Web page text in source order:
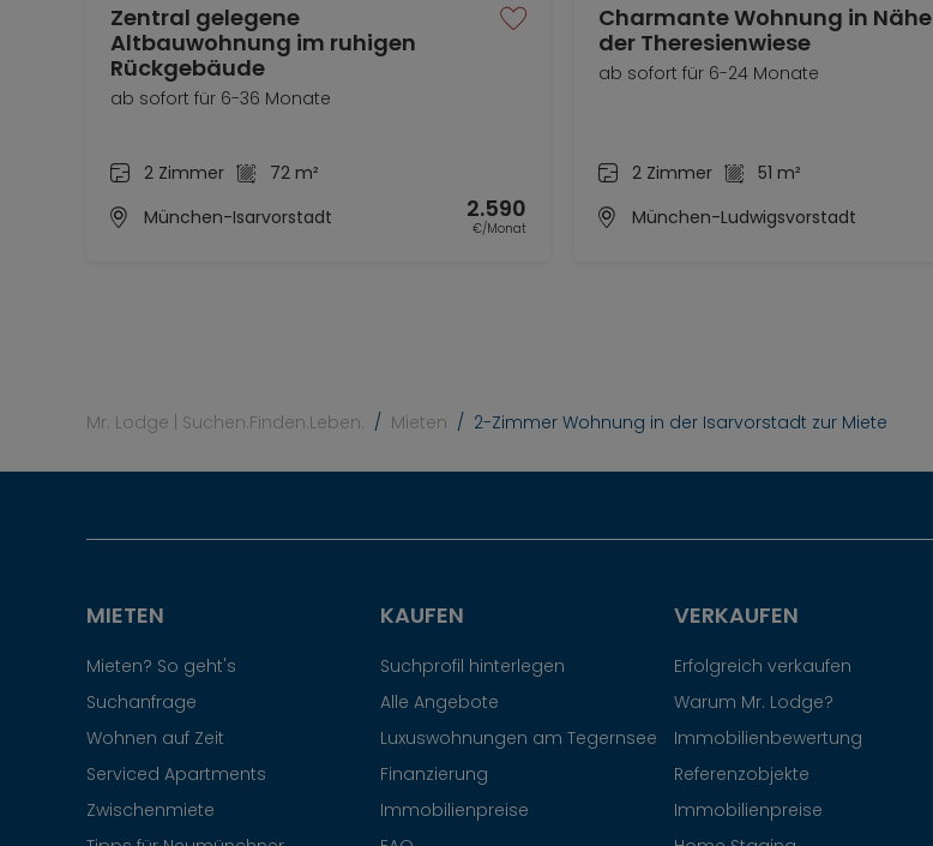
Zentral gelegene
Altbauwohnung im ruhigen
Rückgebäude
ab sofort für 6-36 Monate
2 Zimmer
72 m²
München-Isarvorstadt
2.590
€/Monat
Charmante Wohnung in Nähe
der Theresienwiese
ab sofort für 6-24 Monate
2 Zimmer
51 m²
München-Ludwigsvorstadt
Mr. Lodge | Suchen.Finden.Leben. Mieten 2-Zimmer Wohnung in der Isarvorstadt zur Miete
MIETEN
Mieten? So geht's
Suchanfrage
Wohnen auf Zeit
Serviced Apartments
Zwischenmiete
KAUFEN
Suchprofil hinterlegen
Alle Angebote
Luxuswohnungen am Tegernsee
Finanzierung
Immobilienpreise
VERKAUFEN
Erfolgreich verkaufen
Warum Mr. Lodge?
Immobilienbewertung
Referenzobjekte
Immobilienpreise